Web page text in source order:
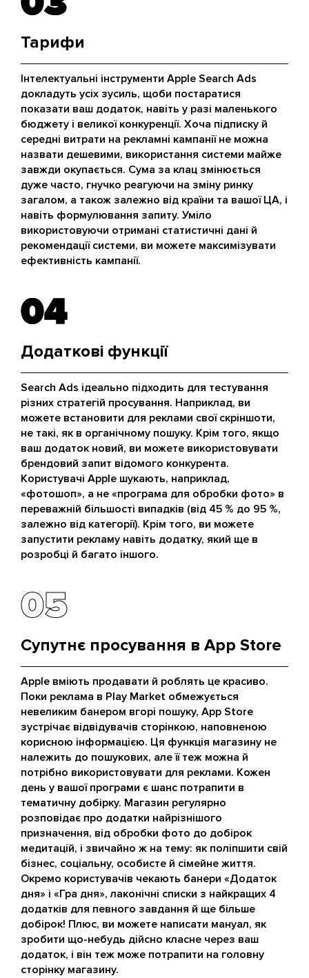
Тарифи
Інтелектуальні інструменти Apple Search Ads
докладуть усіх зусиль, щоби постаратися
показати ваш додаток, навіть у разі маленького
бюджету і великої конкуренції. Хоча підписку й
середні витрати на рекламні кампанії не можна
назвати дешевими, використання системи майже
завжди окупається. Сума за клац змінюється
дуже часто, гнучко реагуючи на зміну ринку
загалом, а також залежно від країни та вашої ЦА, і
навіть формулювання запиту. Уміло
використовуючи отримані статистичні дані й
рекомендації системи, ви можете максимізувати
ефективність кампанії.
04
04
Додаткові функції
Search Ads ідеально підходить для тестування
різних стратегій просування. Наприклад, ви
можете встановити для реклами свої скріншоти,
не такі, як в органічному пошуку. Крім того, якщо
ваш додаток новий, ви можете використовувати
брендовий запит відомого конкурента.
Користувачі Apple шукають, наприклад,
«фотошоп», а не «програма для обробки фото» в
переважній більшості випадків (від 45 % до 95 %,
залежно від категорії). Крім того, ви можете
запустити рекламу навіть додатку, який ще в
розробці й багато іншого.
05
05
Супутнє просування в App Store
Apple вміють продавати й роблять це красиво.
Поки реклама в Play Market обмежується
невеликим банером вгорі пошуку, App Store
зустрічає відвідувачів сторінкою, наповненою
корисною інформацією. Ця функція магазину не
належить до пошукових, але її теж можна й
потрібно використовувати для реклами. Кожен
день у вашої програми є шанс потрапити в
тематичну добірку. Магазин регулярно
розповідає про додатки найрізнішого
призначення, від обробки фото до добірок
медитацій, і звичайно ж на тему: як поліпшити свій
бізнес, соціальну, особисте й сімейне життя.
Окремо користувачів чекають банери «Додаток
дня» і «Гра дня», лаконічні списки з найкращих 4
додатків для певного завдання й ще більше
добірок! Плюс, ви можете написати мануал, як
зробити що-небудь дійсно класне через ваш
додаток, і він теж може потрапити на головну
сторінку магазину.